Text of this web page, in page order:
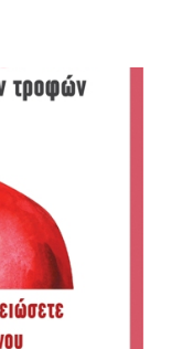
o t r